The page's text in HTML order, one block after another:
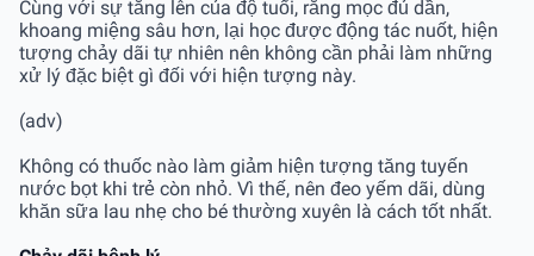
Cùng với sự tăng lên của độ tuổi, răng mọc đủ dần,
khoang miệng sâu hơn, lại học được động tác nuốt, hiện
tượng chảy dãi tự nhiên nên không cần phải làm những
xử lý đặc biệt gì đối với hiện tượng này.
(adv)
Không có thuốc nào làm giảm hiện tượng tăng tuyến
nước bọt khi trẻ còn nhỏ. Vì thế, nên đeo yếm dãi, dùng
khăn sữa lau nhẹ cho bé thường xuyên là cách tốt nhất.